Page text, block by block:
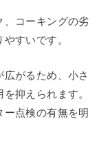
、コーキングの劣
すいです。
がるため、小さ
抑えられます。
点検の有無を明